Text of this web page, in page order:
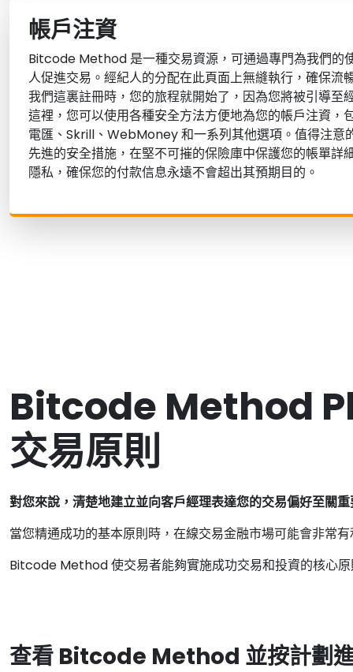
帳戶注資
Bitcode Method 是一種交易資源，可通過專門為我們的
人促進交易。經紀人的分配在此頁面上無縫執行，確保流
我們這裏註冊時，您的旅程就開始了，因為您將被引導至
這裡，您可以使用各種安全方法方便地為您的帳戶注資
電匯、Skrill、WebMoney 和一系列其他選項。值得注意
先進的安全措施，在堅不可摧的保險庫中保護您的帳單詳
隱私，確保您的付款信息永遠不會超出其預期目的。
Bitcode Method
交易原則
對您來說，清楚地建立並向客戶經理表達您的交易偏好至關重
當您精通成功的基本原則時，在線交易金融市場可能會非常
Bitcode Method 使交易者能夠實施成功交易和投資的核心
查看 Bitcode Method 並按計劃